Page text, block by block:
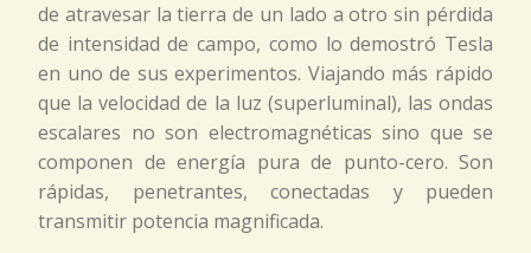
de atravesar la tierra de un lado a otro sin pérdida
de intensidad de campo, como lo demostró Tesla
en uno de sus experimentos. Viajando más rápido
que la velocidad de la luz (superluminal), las ondas
escalares no son electromagnéticas sino que se
componen de energía pura de punto-cero. Son
rápidas, penetrantes, conectadas y pueden
transmitir potencia magnificada.